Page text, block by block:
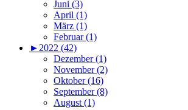
Juni (3)
April (1)
März (1)
Februar (1)
►2022 (42)
Dezember (1)
November (2)
Oktober (16)
September (8)
August (1)